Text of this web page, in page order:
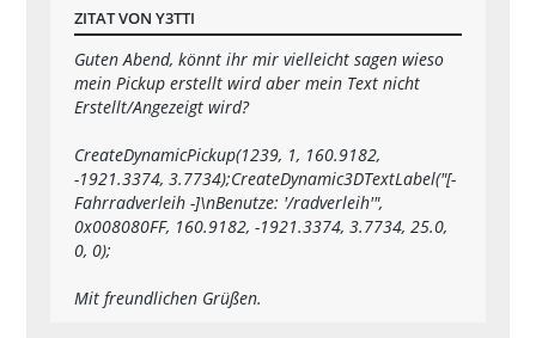
ZITAT VON Y3TTI
Guten Abend, könnt ihr mir vielleicht sagen wieso
mein Pickup erstellt wird aber mein Text nicht
Erstellt/Angezeigt wird?
CreateDynamicPickup(1239, 1, 160.9182,
-1921.3374, 3.7734);CreateDynamic3DTextLabel("[-
Fahrradverleih -]\nBenutze: '/radverleih'",
0x008080FF, 160.9182, -1921.3374, 3.7734, 25.0,
0, 0);
Mit freundlichen Grüßen.